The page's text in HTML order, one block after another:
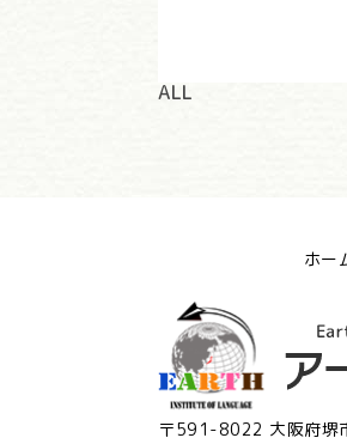
ALL
ホー
〒591-8022 大阪府堺